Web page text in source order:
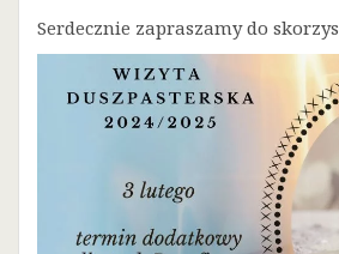
Serdecznie zapraszamy do